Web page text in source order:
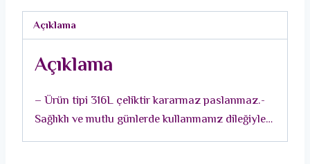
Model
Nomination
adet
Açıklama
Açıklama
– Ürün tipi 316L çeliktir kararmaz paslanmaz.-
Sağlıklı ve mutlu günlerde kullanmanız dileğiyle…